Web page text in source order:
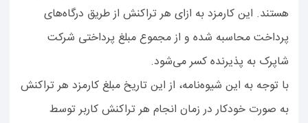
هستند. این کارمزد به ازای هر تراکنش از طریق درگاه‌های
پرداخت محاسبه شده و از مجموع مبلغ پرداختی شرکت
شاپرک به پذیرنده کسر می‌شود.
با توجه به این شیوه‌نامه، از این تاریخ مبلغ کارمزد هر تراکنش
به صورت خودکار در زمان انجام هر تراکنش کاربر توسط